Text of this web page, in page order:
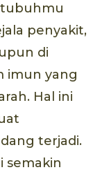
tubuhmu
penyakit,
di
imun yang
Hal ini
terjadi.
semakin